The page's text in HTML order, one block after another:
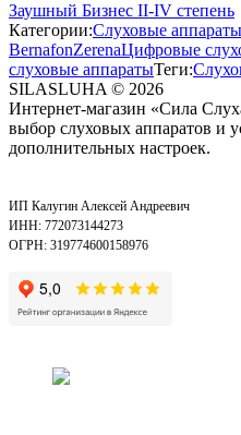
Заушный Бизнес II-IV степень
Категории:Слуховые аппараты
BernafonZerenaЦифровые
слуховые аппаратыТеги:
SILASLUHA © 2026
Интернет-магазин «Сила
выбор слуховых аппаратов и
дополнительных настроек.
ИП Калугин Алексей Андреевич
ИНН: 772073144273
ОГРН: 319774600158976